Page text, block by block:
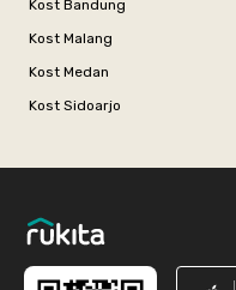
Kost Bandung
Kost Malang
Kost Medan
Kost Sidoarjo